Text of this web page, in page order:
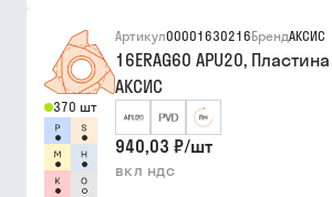
370 шт
Артикул00001630216БрендАКСИС
16ERAG60 APU20,
АКСИС
940,03 ₽/шт
вкл ндс